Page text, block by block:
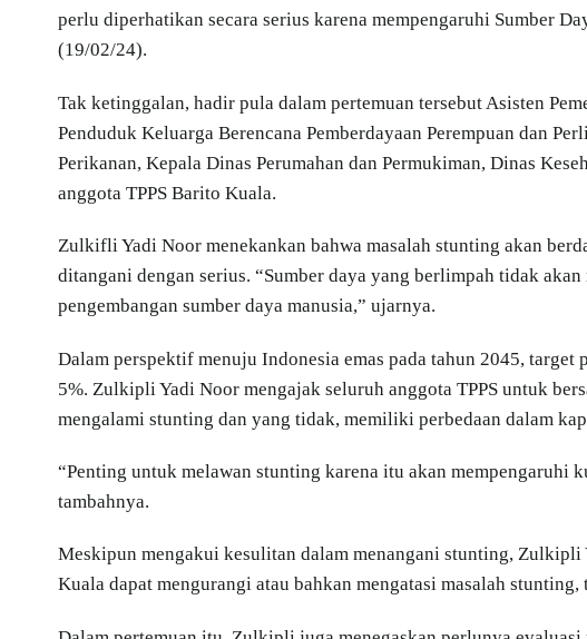
perlu diperhatikan secara serius karena mempengaruhi Sumber
(19/02/24).
Tak ketinggalan, hadir pula dalam pertemuan tersebut Asisten
Penduduk Keluarga Berencana Pemberdayaan Perempuan dan
Perikanan, Kepala Dinas Perumahan dan Permukiman, Dinas
anggota TPPS Barito Kuala.
Zulkifli Yadi Noor menekankan bahwa masalah stunting akan
ditangani dengan serius. “Sumber daya yang berlimpah tidak
pengembangan sumber daya manusia,” ujarnya.
Dalam perspektif menuju Indonesia emas pada tahun 2045, target
5%. Zulkipli Yadi Noor mengajak seluruh anggota TPPS untuk
mengalami stunting dan yang tidak, memiliki perbedaan dalam
“Penting untuk melawan stunting karena itu akan mempengaruhi
tambahnya.
Meskipun mengakui kesulitan dalam menangani stunting, Zulkipli
Kuala dapat mengurangi atau bahkan mengatasi masalah